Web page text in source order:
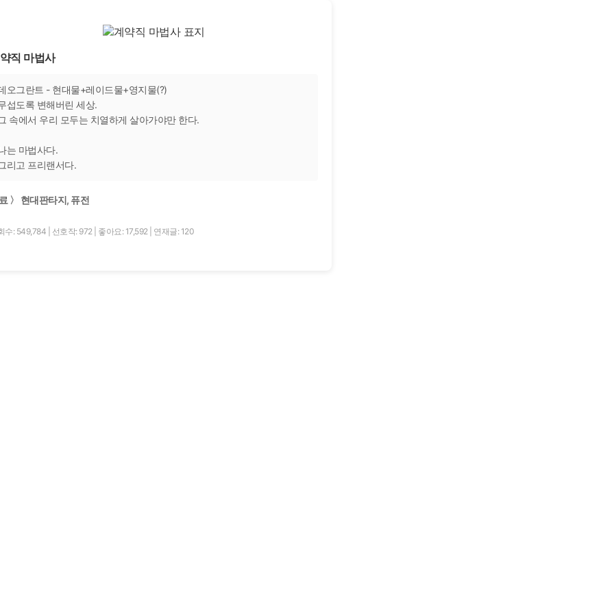
직 마법사
오그란트 - 현대물+레이드물+영지물(?)
섭도록 변해버린 세상.
속에서 우리 모두는 치열하게 살아가야만 한다.
는 마법사다.
리고 프리랜서다.
〉 현대판타지, 퓨전
수: 549,784 선호작: 972 좋아요: 17,592 연재글: 120